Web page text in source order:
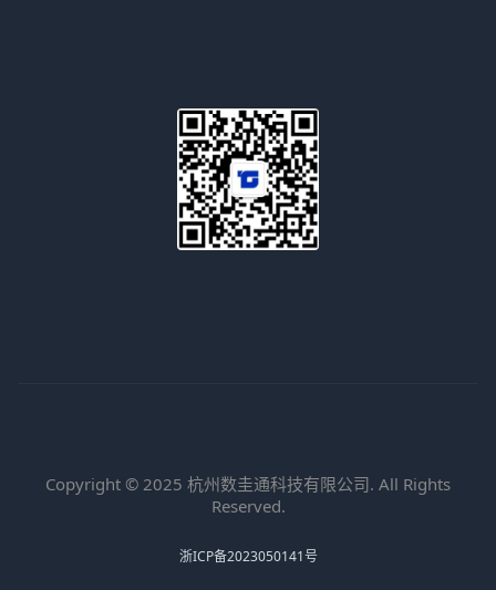
Copyright © 2025 杭州数圭通科技有限公司. All Rights
Reserved.
浙ICP备2023050141号